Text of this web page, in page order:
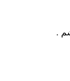
.